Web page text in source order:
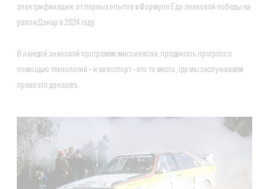
электрификации, от первых опытов в Формуле E до знаковой победы на
ралли Дакар в 2024 году.
В каждой знаковой программе миссия ясна: продвигать прогресс с
помощью технологий – и автоспорт – это то место, где мы заслуживаем
право это доказать.